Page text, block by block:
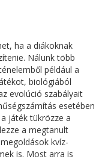
ha a diákoknak
Nálunk több
például a
biológiából
evolúció szabályait
esetében
játék tükrözze a
a megtanult
kvíz-
is. Most arra is